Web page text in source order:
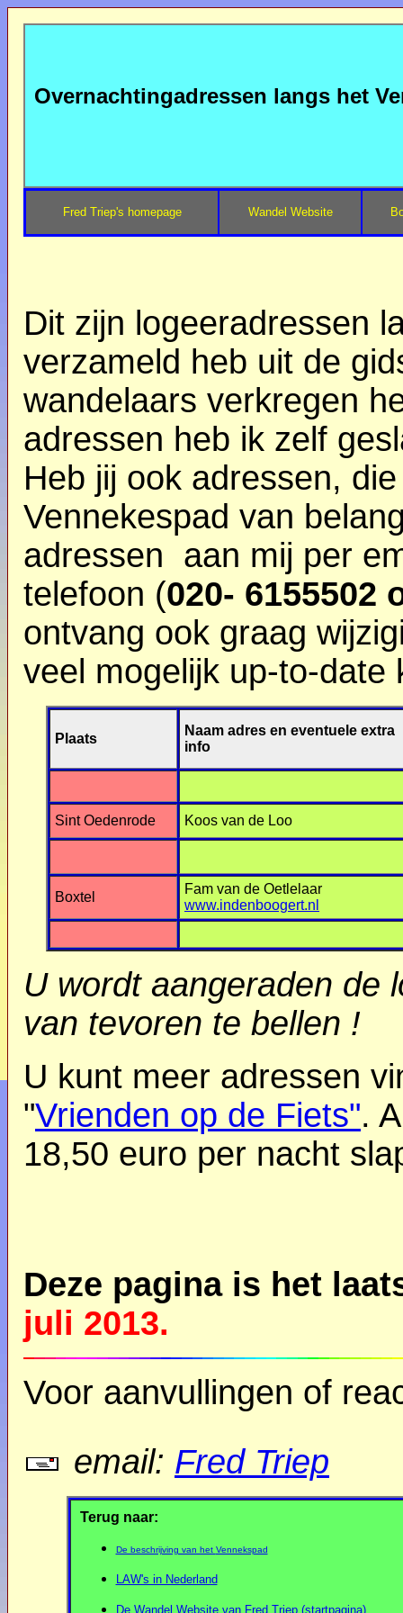
Overnachtingadressen langs het
Fred Triep's homepage Wandel Website
Dit zijn logeeradressen
verzameld heb uit de
wandelaars verkregen
adressen heb ik zelf
Heb jij ook adressen,
Vennekespad van
adressen aan mij per
telefoon (020- 6155502
ontvang ook graag
veel mogelijk up-to-date
Plaats
Naam adres en eventuele extra
info
Sint Oedenrode Koos van de Loo
Boxtel
Fam van de Oetlelaar
www.indenboogert.nl
U wordt aangeraden de
van tevoren te bellen !
U kunt meer adressen
"Vrienden op de Fiets".
18,50 euro per nacht
Deze pagina is het
juli 2013.
Voor aanvullingen of
email: Fred Triep
Terug naar:
De beschrijving van het Vennekspad
LAW's in Nederland
De Wandel Website van Fred Triep (startpagina)